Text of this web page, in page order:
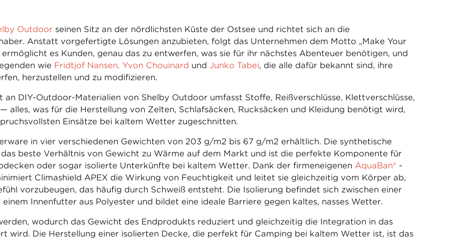
Outdoorseinen Sitz an der nördlichsten Küste der Ostsee und richtet sich an die
Anstatt vorgefertigte Lösungen anzubieten, folgt das Unternehmen dem Motto „Make Your
es Kunden, genau das zu entwerfen, was sie für ihr nächstes Abenteuer benötigen, und
wie Fridtjof Nansen, Yvon Chouinard und Junko Tabei, die alle dafür bekannt sind, ihre
herzustellen und zu modifizieren.
an DIY-Outdoor-Materialien von Shelby Outdoor umfasst Stoffe, Reißverschlüsse, Klettverschlüsse,
alles, was für die Herstellung von Zelten, Schlafsäcken, Rucksäcken und Kleidung benötigt wird,
Einsätze bei kaltem Wetter zugeschnitten.
in vier verschiedenen Gewichten von 203 g/m2 bis 67 g/m2 erhältlich. Die synthetische
beste Verhältnis von Gewicht zu Wärme auf dem Markt und ist die perfekte Komponente für
oder sogar isolierte Unterkünfte bei kaltem Wetter. Dank der firmeneigenen AquaBan® -
Climashield APEX die Wirkung von Feuchtigkeit und leitet sie gleichzeitig vom Körper ab,
vorzubeugen, das häufig durch Schweiß entsteht. Die Isolierung befindet sich zwischen einer
Innenfutter aus Polyester und bildet eine ideale Barriere gegen kaltes, nasses Wetter.
wodurch das Gewicht des Endprodukts reduziert und gleichzeitig die Integration in das
wird. Die Herstellung einer isolierten Decke, die perfekt für Camping bei kaltem Wetter ist, ist das